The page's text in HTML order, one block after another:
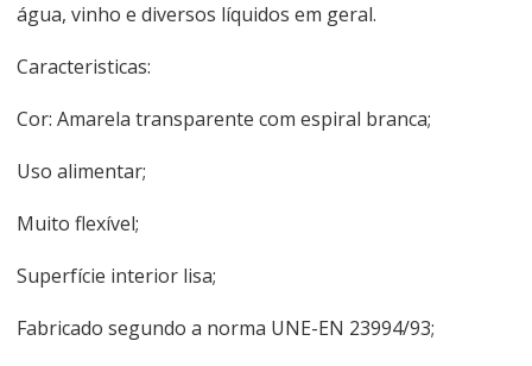
água, vinho e diversos líquidos em geral.
Caracteristicas:
Cor: Amarela transparente com espiral branca;
Uso alimentar;
Muito flexível;
Superfície interior lisa;
Fabricado segundo a norma UNE-EN 23994/93;